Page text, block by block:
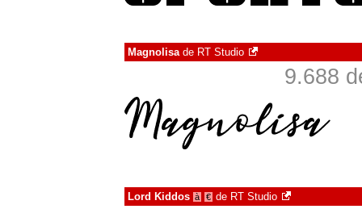
Magnolisade RT Studio
9.688
Lord Kiddos à € de RT Studio